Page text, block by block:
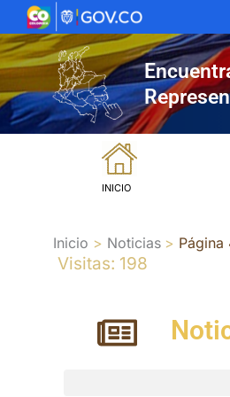
al
contenido
INICIO
Inicio Noticias Página
Visitas: 198